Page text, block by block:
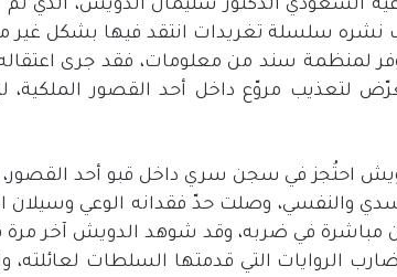
السعودي الدكتور سليمان الدويش، الذي
نشره سلسلة تغريدات انتقد فيها بشكل
لمنظمة سند من معلومات، فقد جرى اعتقاله
لتعذيب مروّع داخل أحد القصور الملكية،
احتُجز في سجن سري داخل قبو أحد
والنفسي، وصلت حدّ فقدانه الوعي وسيلان
في ضربه، وقد شوهد الدويش آخر مرة
الروايات التي قدمتها السلطات لعائلته،